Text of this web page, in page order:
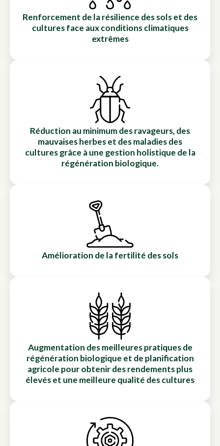
Renforcement de la résilience des sols et des
cultures face aux conditions climatiques
extrêmes
Réduction au minimum des ravageurs, des
mauvaises herbes et des maladies des
cultures grâce à une gestion holistique de la
régénération biologique.
Amélioration de la fertilité des sols
Augmentation des meilleures pratiques de
régénération biologique et de planification
agricole pour obtenir des rendements plus
élevés et une meilleure qualité des cultures